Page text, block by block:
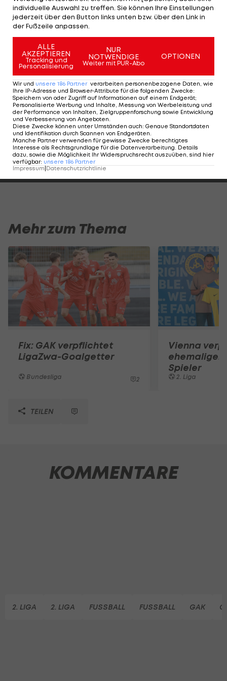
Ausgabe ansehen:
HIGHLIGHTS: LASK - SK Sturm Graz
Fußball - Frauen-Bundesliga
FC Blau-Weiß Linz
Mehr zum Thema
Fix: GAK verpflichtet
LigaZwa-Goalgetter
Bundesliga 2
Vienna
ehemaligen
Spieler
2. Liga
TEILEN
KOMMENTARE
2. LIGA 2. LIGA FUSSBALL FUSSBALL GAK
individuelle Auswahl zu treffen. Sie können Ihre Einstellungen
jederzeit über den Button links unten bzw. über den Link in
der Fußzeile anpassen.
ALLE
AKZEPTIEREN
Tracking und
Personalisierung
NUR
NOTWENDIGE
Weiter mit PUR-Abo
OPTIONEN
Wir und unsere 186 Partner verarbeiten personenbezogene Daten, wie
Ihre IP-Adresse und Browser-Attribute für die folgenden Zwecke:
Speichern von oder Zugriff auf Informationen auf einem Endgerät;
Personalisierte Werbung und Inhalte, Messung von Werbeleistung und
der Performance von Inhalten, Zielgruppenforschung sowie Entwicklung
und Verbesserung von Angeboten
Diese Zwecke können unter Umständen auch: Genaue Standortdaten
und Identifikation durch Scannen von Endgeräten
Manche Partner verwenden für gewisse Zwecke berechtigtes
Interesse als Rechtsgrundlage für die Datenverarbeitung. Details
dazu, sowie die Möglichkeit Ihr Widerspruchsrecht auszuüben, sind hier
verfügbar: unsere 186 Partner
Impressum|Datenschutzrichtlinie